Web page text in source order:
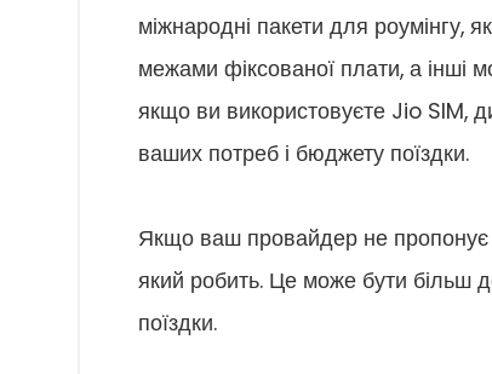
міжнародні пакети для роумінгу,
межами фіксованої плати, а інші
якщо ви використовуєте Jio SIM,
ваших потреб і бюджету поїздки.
Якщо ваш провайдер не пропонує
який робить. Це може бути більш
поїздки.